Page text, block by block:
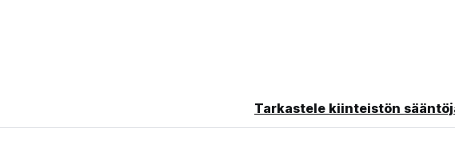
voimme järjestää opastettuja retkiä, vaellusretkiä ja kulttuurielämyksiä
sen ympäristön aidon viehätyksen.
valitsevat majoittuessaan Cases Altes de Posadassa ainutlaatuisen
moderneja mukavuuksia vuoksi. Olitpa sitten lomalla tai liikematkalla,
Tarkastele kiinteistön